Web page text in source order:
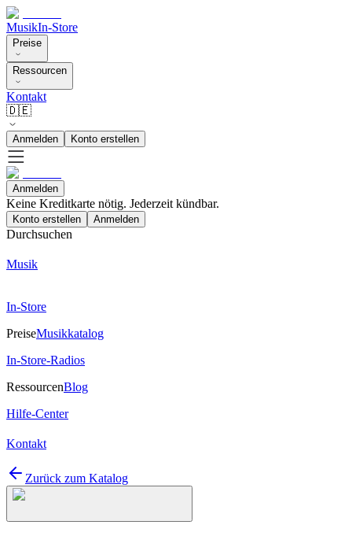
MusikIn-Store
Preise
Ressourcen
Kontakt
🇩🇪
Anmelden Konto erstellen
Anmelden
Keine Kreditkarte nötig. Jederzeit kündbar.
Konto erstellen Anmelden
Durchsuchen
Musik
In-Store
PreiseMusikkatalog
In-Store-Radios
RessourcenBlog
Hilfe-Center
Kontakt
Zurück zum Katalog